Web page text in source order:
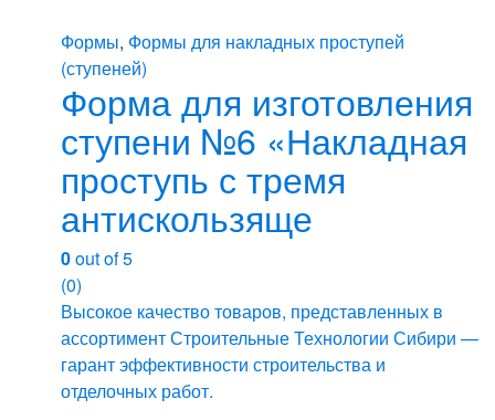
Формы, Формы для накладных проступей
(ступеней)
Форма для изготовления
ступени №6 «Накладная
проступь с тремя
антискользяще
0out of 5
(0)
Высокое качество товаров, представленных в
ассортимент Строительные Технологии Сибири —
гарант эффективности строительства и
отделочных работ.